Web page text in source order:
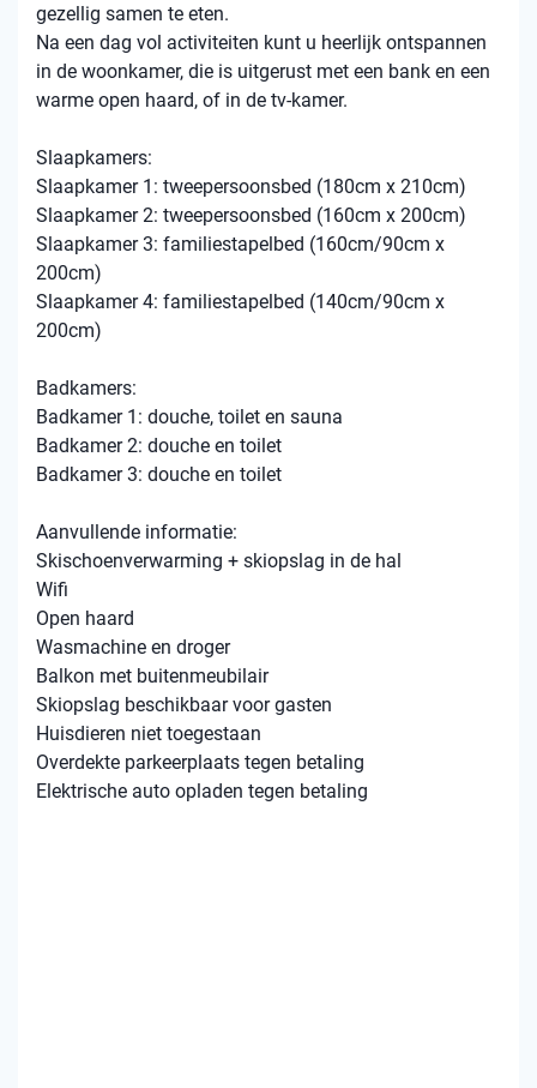
gezellig samen te eten.
Na een dag vol activiteiten kunt u heerlijk ontspannen
in de woonkamer, die is uitgerust met een bank en een
warme open haard, of in de tv-kamer.
Slaapkamers:
Slaapkamer 1: tweepersoonsbed (180cm x 210cm)
Slaapkamer 2: tweepersoonsbed (160cm x 200cm)
Slaapkamer 3: familiestapelbed (160cm/90cm x
200cm)
Slaapkamer 4: familiestapelbed (140cm/90cm x
200cm)
Badkamers:
Badkamer 1: douche, toilet en sauna
Badkamer 2: douche en toilet
Badkamer 3: douche en toilet
Aanvullende informatie:
Skischoenverwarming + skiopslag in de hal
Wifi
Open haard
Wasmachine en droger
Balkon met buitenmeubilair
Skiopslag beschikbaar voor gasten
Huisdieren niet toegestaan
Overdekte parkeerplaats tegen betaling
Elektrische auto opladen tegen betaling